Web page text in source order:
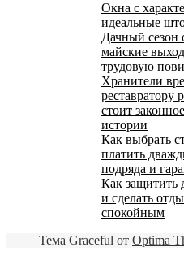
Окна с
идеальные
Дачный сезон
майские
трудовую
Хранители
реставратору
стоит
истории
Как выбрать
платить
подряда и
Как защитить
и сделать
спокойным
Тема Graceful от Optima